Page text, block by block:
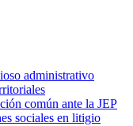
administrativo
común ante la JEP
sociales en litigio